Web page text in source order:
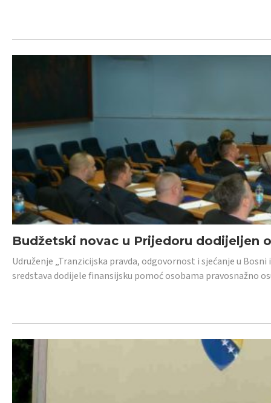
Budžetski novac u Prijedoru dodijeljen
Udruženje „Tranzicijska pravda, odgovornost i sjećanje u
sredstava dodijele finansijsku pomoć osobama pravosnažno